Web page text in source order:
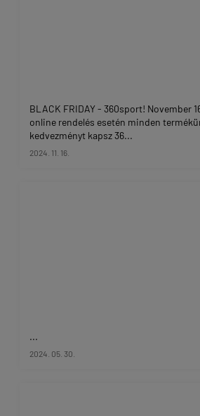
BLACK FRIDAY - 360sport! November
online rendelés esetén minden
kedvezményt kapsz 36...
2024. 11. 16.
...
2024. 05. 30.